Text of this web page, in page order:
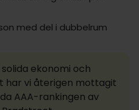
med del i dubbelrum
ekonomi och
har vi återigen mottagit
AAA-rankingen av